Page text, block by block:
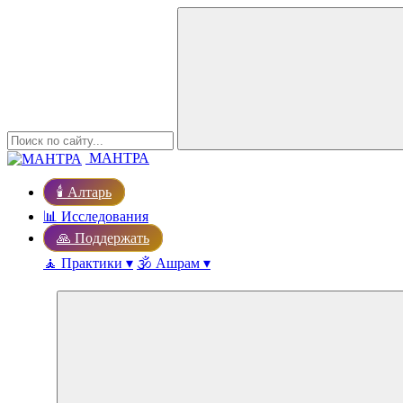
МАНТРА
🕯️ Алтарь
📊 Исследования
🙏 Поддержать
🧘 Практики ▾ 🕉️ Ашрам ▾